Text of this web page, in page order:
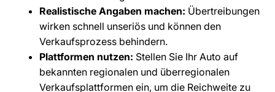
Realistische Angaben machen: Übertreibungen
wirken schnell unseriös und können den
Verkaufsprozess behindern.
Plattformen nutzen: Stellen Sie Ihr Auto auf
bekannten regionalen und überregionalen
Verkaufsplattformen ein, um die Reichweite zu